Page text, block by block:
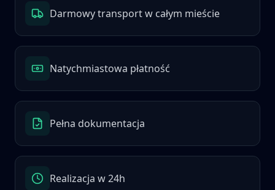
Darmowy transport w całym mieście
Natychmiastowa płatność
Pełna dokumentacja
Realizacja w 24h